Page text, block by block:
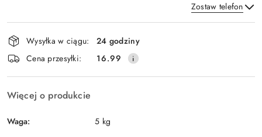
Zostaw telefon
Wyślij
Dostępność
i
dostawa
Wysyłka w ciągu:
24 godziny
Cena przesyłki:
16.99
Więcej o produkcie
Waga: 5 kg